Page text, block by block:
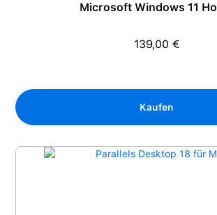
Microsoft Windows 11
139,00 €
Kaufen